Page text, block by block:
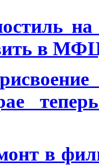
в
в